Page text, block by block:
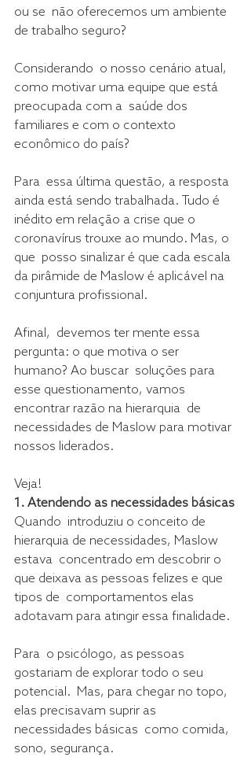
ou se  não oferecemos um ambiente
de trabalho seguro?
Considerando  o nosso cenário atual,
como motivar uma equipe que está
preocupada com a  saúde dos
familiares e com o contexto
econômico do país?
Para  essa última questão, a resposta
ainda está sendo trabalhada. Tudo é
inédito em relação a crise que o
coronavírus trouxe ao mundo. Mas, o
que  posso sinalizar é que cada escala
da pirâmide de Maslow é aplicável na
conjuntura profissional.
Afinal,  devemos ter mente essa
pergunta: o que motiva o ser
humano? Ao buscar  soluções para
esse questionamento, vamos
encontrar razão na hierarquia  de
necessidades de Maslow para motivar
nossos liderados.
Veja!
1. Atendendo as necessidades básicas
Quando  introduziu o conceito de
hierarquia de necessidades, Maslow
estava  concentrado em descobrir o
que deixava as pessoas felizes e que
tipos de  comportamentos elas
adotavam para atingir essa finalidade.
Para  o psicólogo, as pessoas
gostariam de explorar todo o seu
potencial.  Mas, para chegar no topo,
elas precisavam suprir as
necessidades básicas  como comida,
sono, segurança.